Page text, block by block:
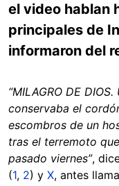
el video hablan
principales de
informaron del
“MILAGRO DE
conservaba el
escombros de un
tras el terremoto
pasado viernes”,
(1, 2) y X, antes